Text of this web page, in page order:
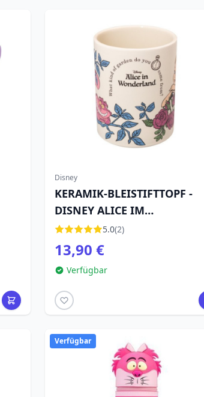
Disney
KERAMIK-BLEISTIFTTOPF -
DISNEY ALICE IM
WUNDERLAND
5.0(2)
13,90 €
Verfügbar
Verfügbar